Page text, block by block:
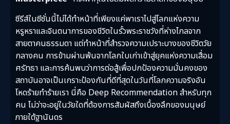
ซีรีส์ในซีซั่นนี้ไม่ได้ทำหน้าที่เพียงแค่พาเราไปสู่โลกแห่งความ
หรูหราและจินตนาการของชีวิตในรั้วพระราชวังที่ห่างไกลจาก
สายตาคนธรรมดา แต่ทำหน้าที่สำรวจความเปราะบางของชีวิตวัย
กลางคน การข้ามผ่านพ้นจากโลกใบเก่าเข้าสู่ยุคแห่งความเสื่อม
ศรัทธา และการค้นพบว่าการต่อสู้เพื่อปกป้องความมั่นคงของ
สถาบันอาจเป็นเกราะป้องกันที่ดีที่สุดในวันที่โลกความจริงอัน
โหดร้ายทำร้ายเรา นี่คือ Deep Recommendation สำหรับทุก
คน ไม่ว่าจะอยู่ในวัยใดที่ต้องการสัมผัสถึงเบื้องลึกของมนุษย์
ภายใต้ฐานันดร